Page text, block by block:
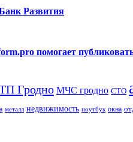
Развития
помогает
Гродно МЧС гродно СТО
металл недвижимость ноутбук окна